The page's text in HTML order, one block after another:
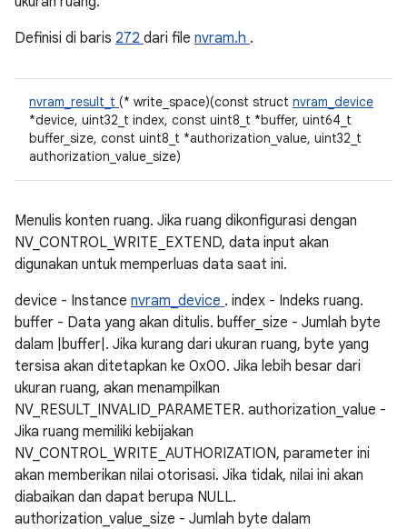
Definisi di baris 272 dari file nvram.h .
nvram_result_t (* write_space)(const struct nvram_device
*device, uint32_t index, const uint8_t *buffer, uint64_t
buffer_size, const uint8_t *authorization_value, uint32_t
authorization_value_size)
Menulis konten ruang. Jika ruang dikonfigurasi dengan
NV_CONTROL_WRITE_EXTEND, data input akan
digunakan untuk memperluas data saat ini.
device - Instance nvram_device . index - Indeks ruang.
buffer - Data yang akan ditulis. buffer_size - Jumlah byte
dalam |buffer|. Jika kurang dari ukuran ruang, byte yang
tersisa akan ditetapkan ke 0x00. Jika lebih besar dari
ukuran ruang, akan menampilkan
NV_RESULT_INVALID_PARAMETER. authorization_value -
Jika ruang memiliki kebijakan
NV_CONTROL_WRITE_AUTHORIZATION, parameter ini
akan memberikan nilai otorisasi. Jika tidak, nilai ini akan
diabaikan dan dapat berupa NULL.
authorization_value_size - Jumlah byte dalam